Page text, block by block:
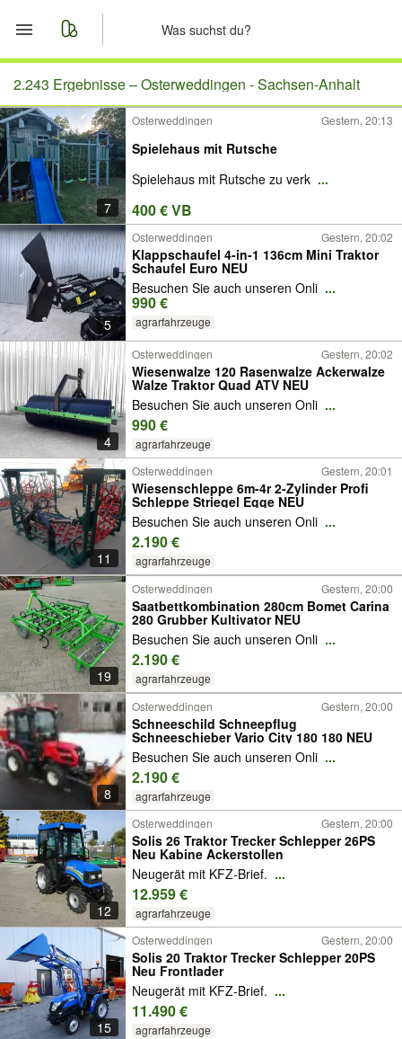
Start
Merkliste
Nachrichten
Anzeige aufgeben
2.243 Ergebnisse –Osterweddingen - Sachsen-Anhalt
7
Osterweddingen Gestern, 20:13
Spielehaus mit Rutsche
Spielehaus mit Rutsche zu verk ...
400 € VB
5
Osterweddingen Gestern, 20:02
Klappschaufel 4-in-1 136cm Mini Traktor
Schaufel Euro NEU
Besuchen Sie auch unseren Onli ...
990 €
agrarfahrzeuge
4
Osterweddingen Gestern, 20:02
Wiesenwalze 120 Rasenwalze A​ckerwalze
Walze Traktor Quad ATV NEU
Besuchen Sie auch unseren Onli ...
990 €
agrarfahrzeuge
11
Osterweddingen Gestern, 20:01
Wiesenschleppe 6m-4r 2-Zylinder Profi
Schleppe Striegel Egge NEU
Besuchen Sie auch unseren Onli ...
2.190 €
agrarfahrzeuge
19
Osterweddingen Gestern, 20:00
Saatbettkombination 280cm Bomet Carina
280 Grubber Kultivator NEU
Besuchen Sie auch unseren Onli ...
2.190 €
agrarfahrzeuge
8
Osterweddingen Gestern, 20:00
Schneeschild Schneepflug
Schneeschieber Vario City 180 180 NEU
Besuchen Sie auch unseren Onli ...
2.190 €
agrarfahrzeuge
12
Osterweddingen Gestern, 20:00
Solis 26 Traktor Trecker Schlepper 26PS
Neu Kabine Ackerstollen
Neugerät mit KFZ-Brief. ...
12.959 €
agrarfahrzeuge
15
Osterweddingen Gestern, 20:00
Solis 20 Traktor Trecker Schlepper 20PS
Neu Frontlader
Neugerät mit KFZ-Brief. ...
11.490 €
agrarfahrzeuge